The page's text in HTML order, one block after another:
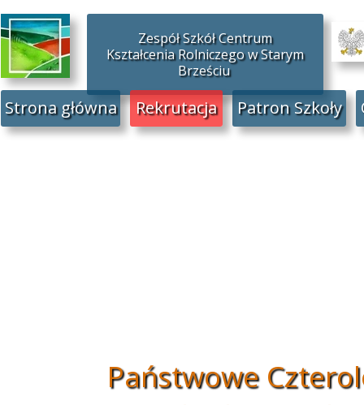
Państwowe
Rekrutacja
Strona główna Patron Szkoły
Zespół Szkół Centrum
Kształcenia Rolniczego w Starym
Brześciu